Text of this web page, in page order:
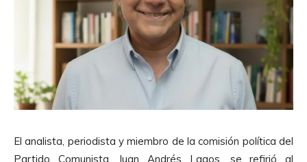
El analista, periodista y miembro de la comisión política del
Partido Comunista, Juan Andrés Lagos, se refirió al